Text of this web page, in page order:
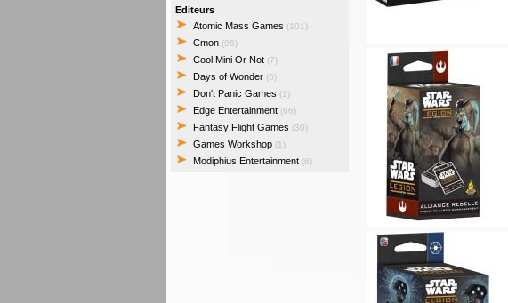
Editeurs
Atomic Mass Games (101)
Cmon (95)
Cool Mini Or Not (7)
Days of Wonder (6)
Don't Panic Games (1)
Edge Entertainment (66)
Fantasy Flight Games (30)
Games Workshop (1)
Modiphius Entertainment (6)